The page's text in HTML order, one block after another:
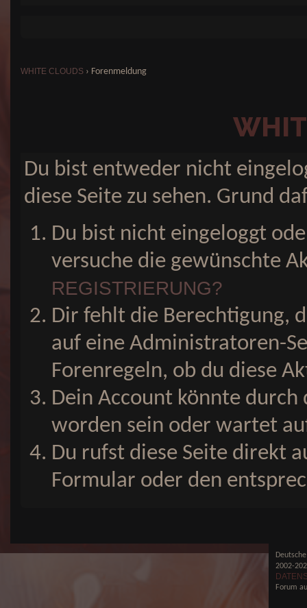
WHITE CLOUDS › Forenmeldung
Du bist entweder nicht
diese Seite zu sehen. Grund
Du bist nicht eingeloggt
versuche die gewünschte
REGISTRIERUNG?
Dir fehlt die Berechtigung,
auf eine Administratoren-
Forenregeln, ob du diese
Dein Account könnte
worden sein oder wartet
Du rufst diese Seite direkt
Formular oder den
2002-
Forum